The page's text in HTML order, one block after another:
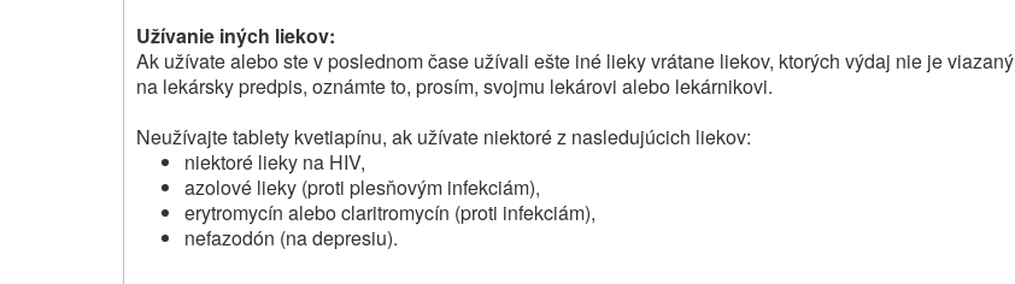
Užívanie iných liekov:
Ak užívate alebo ste v poslednom čase užívali ešte iné lieky vrátane liekov, ktorých výdaj nie je viazaný
na lekársky predpis, oznámte to, prosím, svojmu lekárovi alebo lekárnikovi.
Neužívajte tablety kvetiapínu, ak užívate niektoré z nasledujúcich liekov:
niektoré lieky na HIV,
azolové lieky (proti plesňovým infekciám),
erytromycín alebo claritromycín (proti infekciám),
nefazodón (na depresiu).